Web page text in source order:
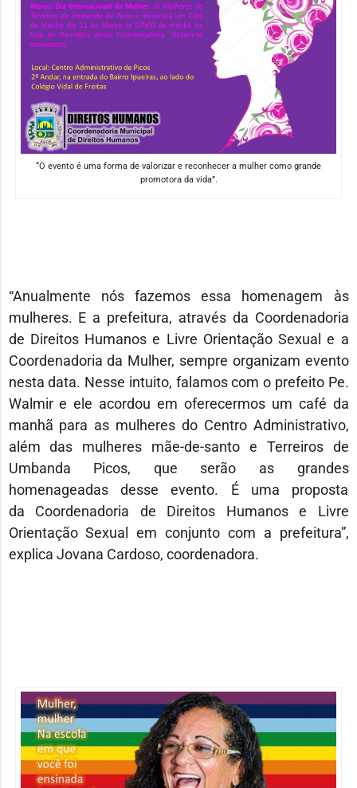
“O evento é uma forma de valorizar e reconhecer a mulher como grande
promotora da vida”.
“Anualmente nós fazemos essa homenagem às
mulheres. E a prefeitura, através da Coordenadoria
de Direitos Humanos e Livre Orientação Sexual e a
Coordenadoria da Mulher, sempre organizam evento
nesta data. Nesse intuito, falamos com o prefeito Pe.
Walmir e ele acordou em oferecermos um café da
manhã para as mulheres do Centro Administrativo,
além das mulheres mãe-de-santo e Terreiros de
Umbanda Picos, que serão as grandes
homenageadas desse evento. É uma proposta
da Coordenadoria de Direitos Humanos e Livre
Orientação Sexual em conjunto com a prefeitura”,
explica Jovana Cardoso, coordenadora.